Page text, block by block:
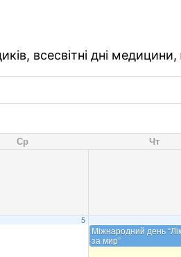
всесвітні дні
Ср Чт
5
Міжнародний день
за мир”